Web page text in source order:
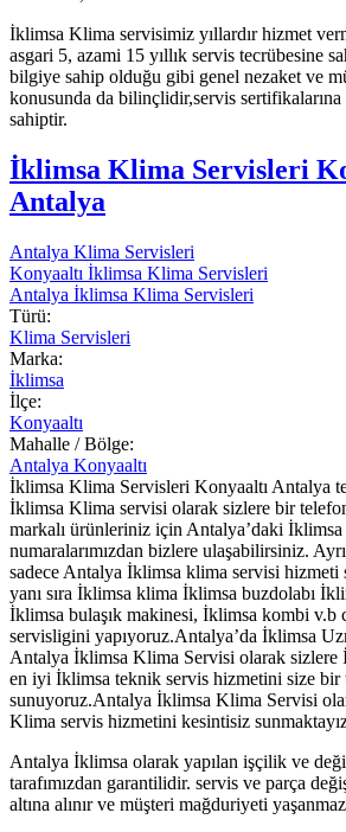
İklimsa Klima servisimiz yıllardır hizmet
asgari 5, azami 15 yıllık servis tecrübesine
bilgiye sahip olduğu gibi genel nezaket ve
konusunda da bilinçlidir,servis
sahiptir.
İklimsa Klima Servisleri
Antalya
Antalya Klima Servisleri
Konyaaltı İklimsa Klima Servisleri
Antalya İklimsa Klima Servisleri
Türü:
Klima Servisleri
Marka:
İklimsa
İlçe:
Konyaaltı
Mahalle / Bölge:
Antalya Konyaaltı
İklimsa Klima Servisleri Konyaaltı Antalya
İklimsa Klima servisi olarak sizlere bir
markalı ürünleriniz için Antalya’daki
numaralarımızdan bizlere ulaşabilirsiniz.
sadece Antalya İklimsa klima servisi hizmeti
yanı sıra İklimsa klima İklimsa buzdolabı
İklimsa bulaşık makinesi, İklimsa kombi v.b
servisligini yapıyoruz.Antalya’da İklimsa
Antalya İklimsa Klima Servisi olarak sizlere
en iyi İklimsa teknik servis hizmetini size bir
sunuyoruz.Antalya İklimsa Klima Servisi
Klima servis hizmetini kesintisiz
Antalya İklimsa olarak yapılan işçilik ve
tarafımızdan garantilidir. servis ve parça
altına alınır ve müşteri mağduriyeti